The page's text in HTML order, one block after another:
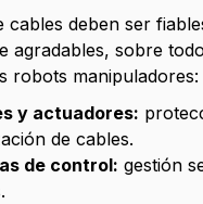
cables deben ser
agradables, sobre
robots manipuladores:
y actuadores:
de cables.
de control: gestión